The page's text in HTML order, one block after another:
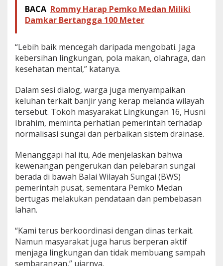
BACA Rommy Harap Pemko Medan Miliki
Damkar Bertangga 100 Meter
“Lebih baik mencegah daripada mengobati. Jaga
kebersihan lingkungan, pola makan, olahraga, dan
kesehatan mental,” katanya.
Dalam sesi dialog, warga juga menyampaikan
keluhan terkait banjir yang kerap melanda wilayah
tersebut. Tokoh masyarakat Lingkungan 16, Husni
Ibrahim, meminta perhatian pemerintah terhadap
normalisasi sungai dan perbaikan sistem drainase.
Menanggapi hal itu, Ade menjelaskan bahwa
kewenangan pengerukan dan pelebaran sungai
berada di bawah Balai Wilayah Sungai (BWS)
pemerintah pusat, sementara Pemko Medan
bertugas melakukan pendataan dan pembebasan
lahan.
“Kami terus berkoordinasi dengan dinas terkait.
Namun masyarakat juga harus berperan aktif
menjaga lingkungan dan tidak membuang sampah
sembarangan,” ujarnya.